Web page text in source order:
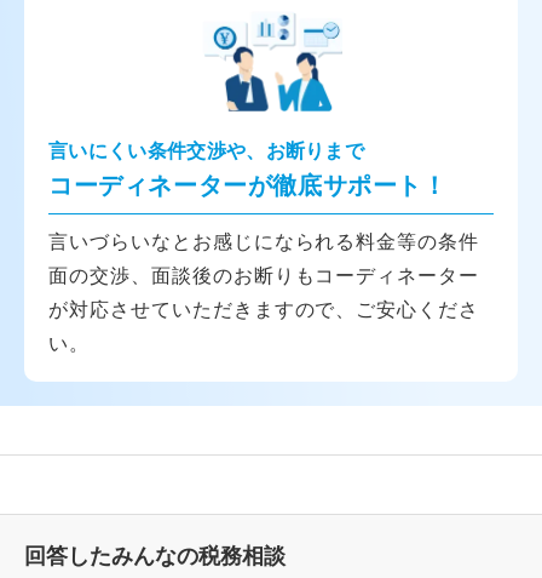
言いにくい条件交渉や、お断りまで
コーディネーターが徹底サポート！
言いづらいなとお感じになられる料金等の条件
面の交渉、面談後のお断りもコーディネーター
が対応させていただきますので、ご安心くださ
い。
回答したみんなの税務相談